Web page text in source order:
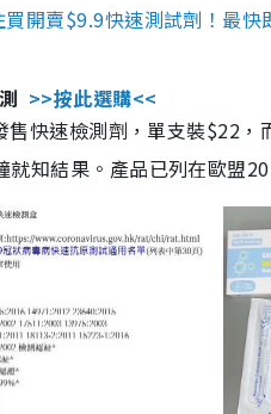
開賣$9.9快速測試劑！最
>>按此選購<<
售快速檢測劑，單支裝$22
知結果。產品已列在歐盟